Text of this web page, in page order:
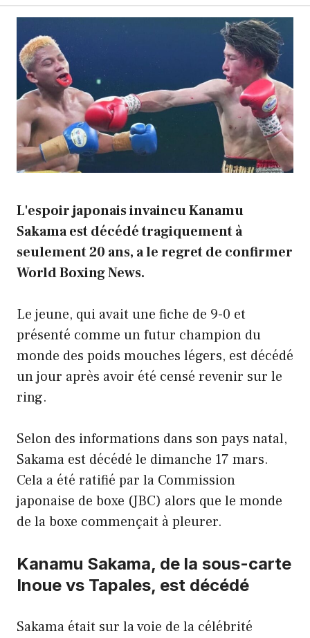
L'espoir japonais invaincu Kanamu
Sakama est décédé tragiquement à
seulement 20 ans, a le regret de confirmer
World Boxing News.
Le jeune, qui avait une fiche de 9-0 et
présenté comme un futur champion du
monde des poids mouches légers, est décédé
un jour après avoir été censé revenir sur le
ring.
Selon des informations dans son pays natal,
Sakama est décédé le dimanche 17 mars.
Cela a été ratifié par la Commission
japonaise de boxe (JBC) alors que le monde
de la boxe commençait à pleurer.
Kanamu Sakama, de la sous-carte
Inoue vs Tapales, est décédé
Sakama était sur la voie de la célébrité